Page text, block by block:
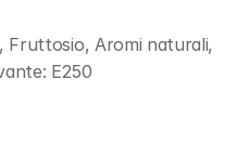
Fruttosio, Aromi naturali,
E250